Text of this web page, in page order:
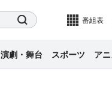
検索 番組表
演劇・舞台 スポーツ ア